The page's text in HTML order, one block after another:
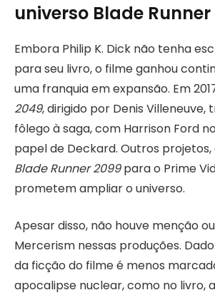
universo Blade Runner
Embora Philip K. Dick não tenha
para seu livro, o filme ganhou
uma franquia em expansão. Em
2049, dirigido por Denis Villeneuve,
fôlego à saga, com Harrison Ford
papel de Deckard. Outros
Blade Runner 2099para o Prime
prometem ampliar o universo.
Apesar disso, não houve menção
Mercerism nessas produções.
da ficção do filme é menos
apocalipse nuclear, como no livro,